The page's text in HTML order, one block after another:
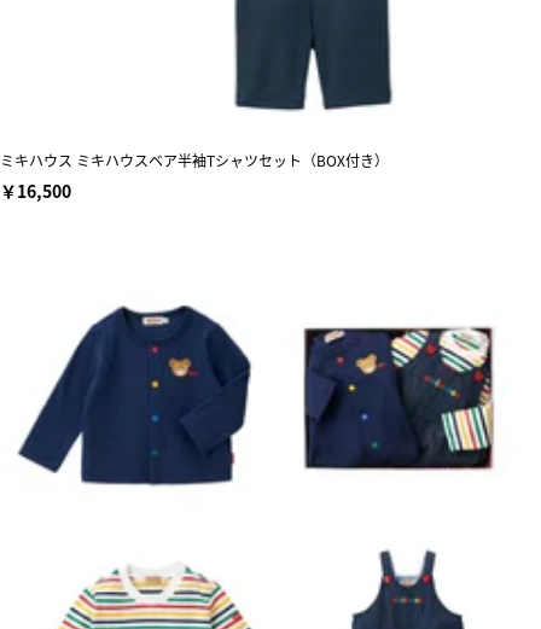
ミキハウス ミキハウスベア半袖Tシャツセット（BOX付き）
￥16,500